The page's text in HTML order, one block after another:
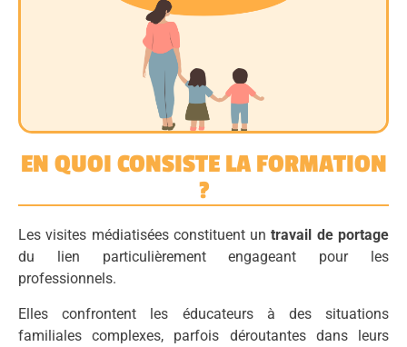
EN QUOI CONSISTE LA FORMATION
?
Les visites médiatisées constituent untravail de portage
du lien particulièrement engageant pour les
professionnels.
Elles confrontent les éducateurs à des situations
familiales complexes, parfois déroutantes dans leurs